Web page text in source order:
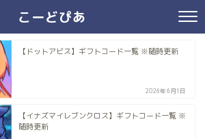
こーどぴあ
【ドットアビス】ギフトコード一覧 ※随時更新
2026年6月1日
【イナズマイレブンクロス】ギフトコード一覧 ※
随時更新